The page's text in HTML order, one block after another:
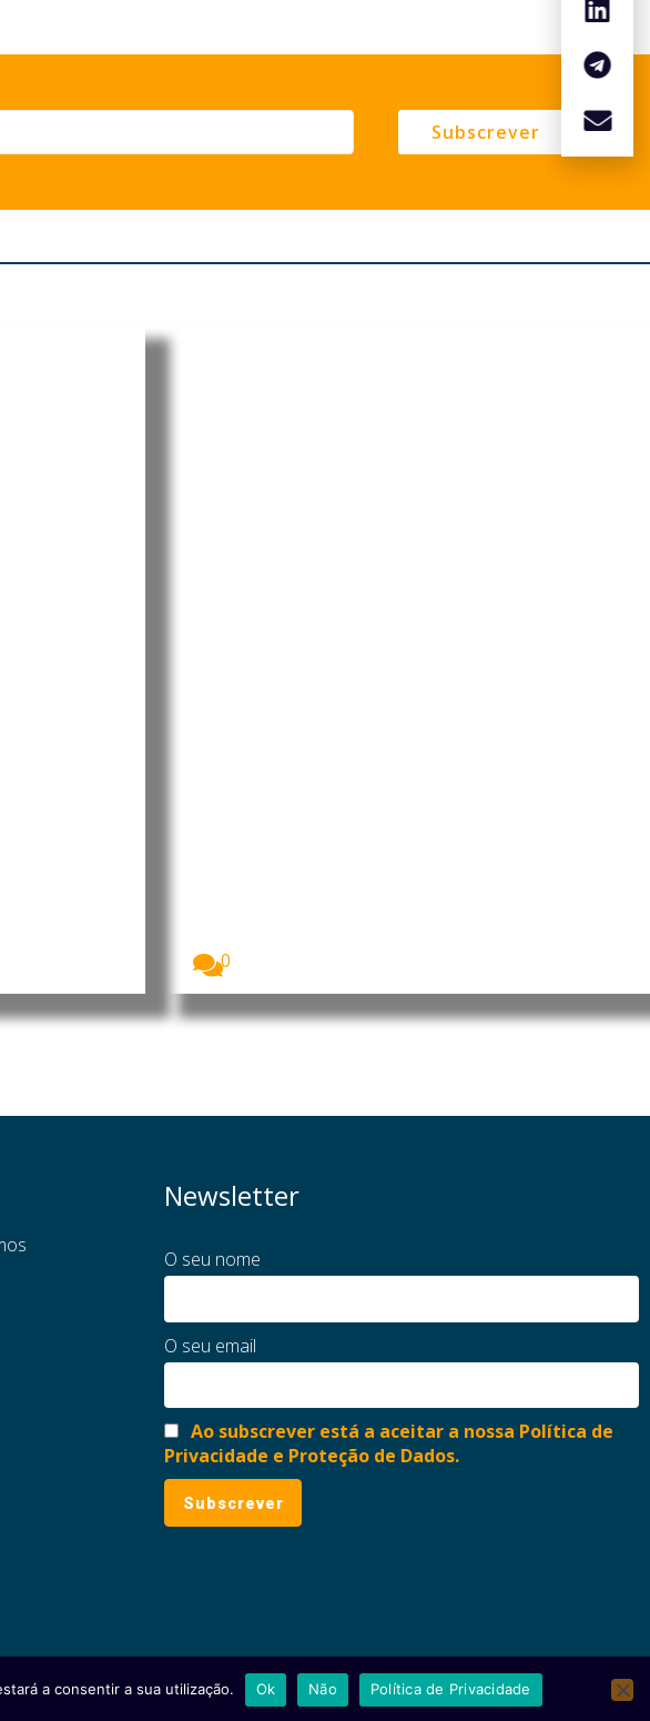
Subscrever
0
Newsletter
O seu nome
O seu email
Ao subscrever está a aceitar a nossa Política de
Privacidade e Proteção de Dados.
Estatuto Editorial Política de Privacidade e Proteção de Dados
a consentir a sua utilização. Ok Não Política de Privacidade